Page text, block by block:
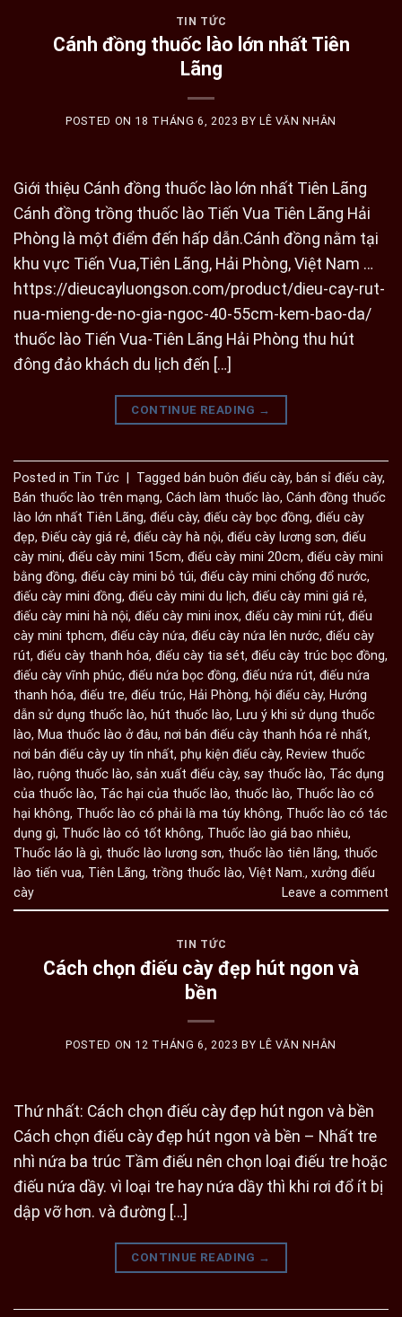
TIN TỨC
Cánh đồng thuốc lào lớn nhất Tiên
Lãng
POSTED ON 18 THÁNG 6, 2023 BY LÊ VĂN NHÂN
Giới thiệu Cánh đồng thuốc lào lớn nhất Tiên Lãng
Cánh đồng trồng thuốc lào Tiến Vua Tiên Lãng Hải
Phòng là một điểm đến hấp dẫn.Cánh đồng nằm tại
khu vực Tiến Vua,Tiên Lãng, Hải Phòng, Việt Nam …
https://dieucayluongson.com/product/dieu-cay-rut-
nua-mieng-de-no-gia-ngoc-40-55cm-kem-bao-da/
thuốc lào Tiến Vua-Tiên Lãng Hải Phòng thu hút
đông đảo khách du lịch đến […]
CONTINUE READING →
Posted in Tin Tức Tagged bán buôn điếu cày, bán sỉ điếu cày,
Bán thuốc lào trên mạng, Cách làm thuốc lào, Cánh đồng thuốc
lào lớn nhất Tiên Lãng, điếu cày, điếu cày bọc đồng, điếu cày
đẹp, Điếu cày giá rẻ, điếu cày hà nội, điếu cày lương sơn, điếu
cày mini, điếu cày mini 15cm, điếu cày mini 20cm, điếu cày mini
bằng đồng, điếu cày mini bỏ túi, điếu cày mini chống đổ nước,
điếu cày mini đồng, điếu cày mini du lịch, điếu cày mini giá rẻ,
điếu cày mini hà nội, điếu cày mini inox, điếu cày mini rút, điếu
cày mini tphcm, điếu cày nứa, điếu cày nứa lên nước, điếu cày
rút, điếu cày thanh hóa, điếu cày tia sét, điếu cày trúc bọc đồng,
điếu cày vĩnh phúc, điếu nứa bọc đồng, điếu nứa rút, điếu nứa
thanh hóa, điếu tre, điếu trúc, Hải Phòng, hội điếu cày, Hướng
dẫn sử dụng thuốc lào, hút thuốc lào, Lưu ý khi sử dụng thuốc
lào, Mua thuốc lào ở đâu, nơi bán điếu cày thanh hóa rẻ nhất,
nơi bán điếu cày uy tín nhất, phụ kiện điếu cày, Review thuốc
lào, ruộng thuốc lào, sản xuất điếu cày, say thuốc lào, Tác dụng
của thuốc lào, Tác hại của thuốc lào, thuốc lào, Thuốc lào có
hại không, Thuốc lào có phải là ma túy không, Thuốc lào có tác
dụng gì, Thuốc lào có tốt không, Thuốc lào giá bao nhiêu,
Thuốc láo là gì, thuốc lào lương sơn, thuốc lào tiên lãng, thuốc
lào tiến vua, Tiên Lãng, trồng thuốc lào, Việt Nam. , xưởng điếu
cày
Leave a comment
TIN TỨC
Cách chọn điếu cày đẹp hút ngon và
bền
POSTED ON 12 THÁNG 6, 2023 BY LÊ VĂN NHÂN
Thứ nhất: Cách chọn điếu cày đẹp hút ngon và bền
Cách chọn điếu cày đẹp hút ngon và bền – Nhất tre
nhì nứa ba trúc Tầm điếu nên chọn loại điếu tre hoặc
điếu nứa dầy. vì loại tre hay nứa dầy thì khi rơi đổ ít bị
dập vỡ hơn. và đường […]
CONTINUE READING →